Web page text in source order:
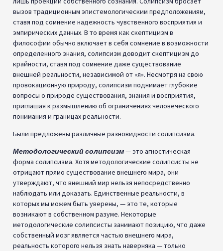
вызов традиционным эпистемологическим предположениям,
ставя под сомнение надежность чувственного восприятия и
эмпирических данных. В то время как скептицизм в
философии обычно включает в себя сомнение в возможности
определенного знания, солипсизм доводит скептицизм до
крайности, ставя под сомнение даже существование
внешней реальности, независимой от «я». Несмотря на свою
провокационную природу, солипсизм поднимает глубокие
вопросы о природе существования, знания и восприятия,
приглашая к размышлению об ограничениях человеческого
понимания и границах реальности.
Были предложены различные разновидности солипсизма.
Методологический солипсизм— это агностическая
форма солипсизма. Хотя методологические солипсисты не
отрицают прямо существование внешнего мира, они
утверждают, что внешний мир нельзя непосредственно
наблюдать или доказать. Единственные реальности, в
которых мы можем быть уверены, — это те, которые
возникают в собственном разуме. Некоторые
методологические солипсисты занимают позицию, что даже
собственный мозг является частью внешнего мира,
реальность которого нельзя знать наверняка — только